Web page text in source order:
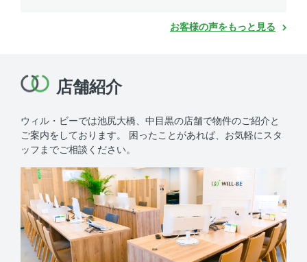
お客様の声をもっと見る
店舗紹介
ウィル・ビーでは池尻大橋、中目黒の店舗で物件のご紹介と
ご案内をしております。
困ったことがあれば、お気軽にスタ
ッフまでご相談ください。